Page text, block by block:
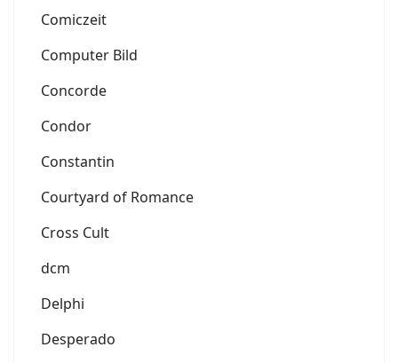
Comiczeit
Computer Bild
Concorde
Condor
Constantin
Courtyard of Romance
Cross Cult
dcm
Delphi
Desperado